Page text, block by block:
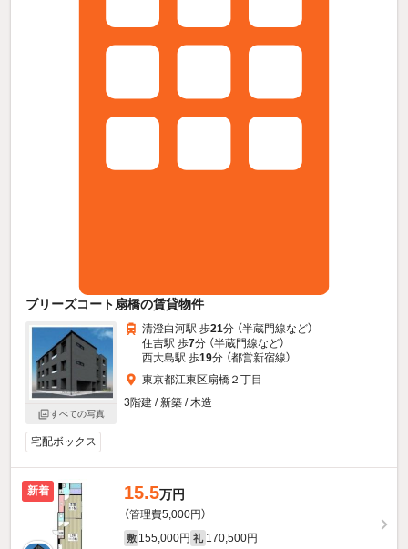
ブリーズコート扇橋の賃貸物件
すべての写真
清澄白河駅 歩21分 （半蔵門線など）
住吉駅 歩7分 （半蔵門線など）
西大島駅 歩19分 （都営新宿線）
東京都江東区扇橋２丁目
3階建 / 新築 / 木造
宅配ボックス
新着 15.5万円
（管理費5,000円）
敷 155,000円 礼 170,500円